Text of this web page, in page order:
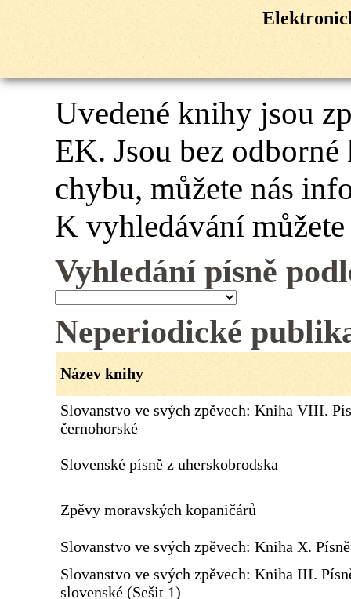
Uvedené knihy jsou
EK. Jsou bez
chybu, můžete nás
K vyhledávání
Vyhledání písně
Neperiodické
Název knihy
Slovanstvo ve svých zpěvech: Kniha VIII.
černohorské
Slovenské písně z uherskobrodska
Zpěvy moravských kopaničárů
Slovanstvo ve svých zpěvech: Kniha X.
Slovanstvo ve svých zpěvech: Kniha III.
slovenské (Sešit 1)